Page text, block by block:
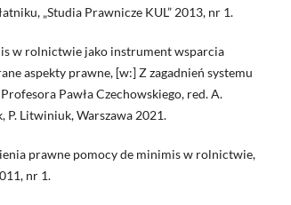
„Studia Prawnicze KUL” 2013, nr 1.
w rolnictwie jako instrument wsparcia
aspekty prawne, [w:] Z zagadnień systemu
Pawła Czechowskiego, red. A.
Litwiniuk, Warszawa 2021.
prawne pomocy de minimis w rolnictwie,
nr 1.